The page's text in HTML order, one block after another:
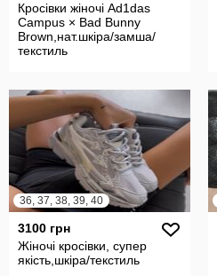
Кросівки жіночі Ad1das
Campus × Bad Bunny
Brown,нат.шкіра/замша/
текстиль
36, 37, 38, 39, 40
3100 грн
Жіночі кросівки, супер
якість,шкіра/текстиль